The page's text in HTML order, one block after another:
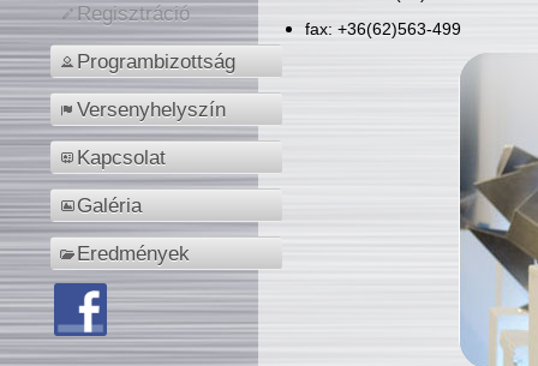
Regisztráció
Programbizottság
Versenyhelyszín
Kapcsolat
Galéria
Eredmények
fax: +36(62)563-499